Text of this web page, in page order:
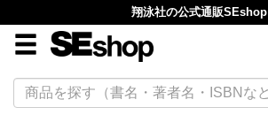
翔泳社の公式通販SEshop